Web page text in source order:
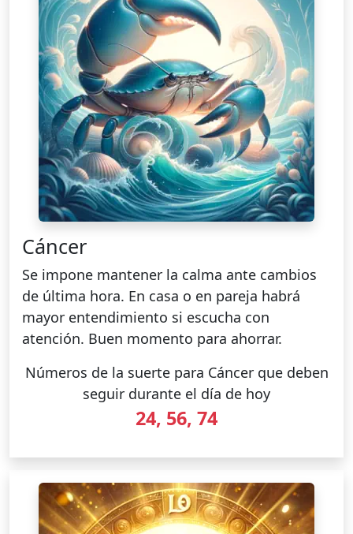
Cáncer
Se impone mantener la calma ante cambios
de última hora. En casa o en pareja habrá
mayor entendimiento si escucha con
atención. Buen momento para ahorrar.
Números de la suerte para Cáncer que deben
seguir durante el día de hoy
24, 56, 74